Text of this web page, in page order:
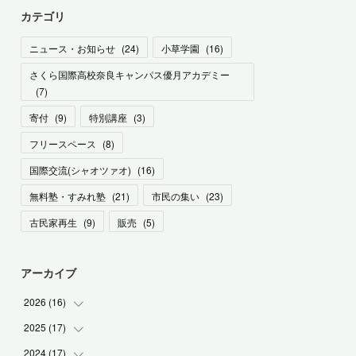
カテゴリ
ニュース・お知らせ (24) 小草学園 (16)
さくら国際高校奈良キャンパス優月アカデミー
(7)
寄付 (9) 特別講座 (3)
フリースペース
(8)
国際交流(シャオツァオ) (16)
無料塾・すみれ塾 (21) 市民の集い (23)
古民家再生 (9) 販売 (5)
アーカイブ
2026 (16)
(1
(1
2025 (17)
(2
2024 (17)